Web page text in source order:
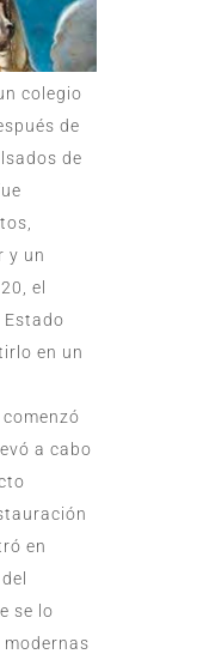
colegio
de
de
y un
el
en un
a cabo
en
se lo